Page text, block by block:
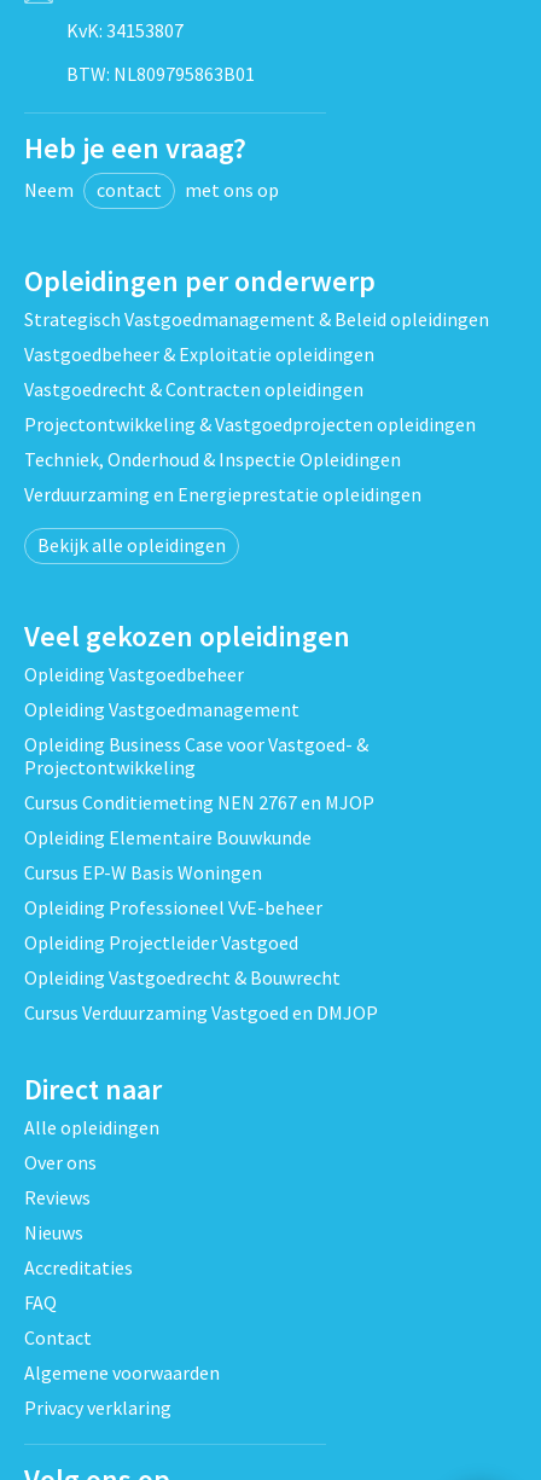
KvK: 34153807
BTW: NL809795863B01
Heb je een vraag?
Neem contact met ons op
Opleidingen per onderwerp
Strategisch Vastgoedmanagement & Beleid opleidingen
Vastgoedbeheer & Exploitatie opleidingen
Vastgoedrecht & Contracten opleidingen
Projectontwikkeling & Vastgoedprojecten opleidingen
Techniek, Onderhoud & Inspectie Opleidingen
Verduurzaming en Energieprestatie opleidingen
Bekijk alle opleidingen
Veel gekozen opleidingen
Opleiding Vastgoedbeheer
Opleiding Vastgoedmanagement
Opleiding Business Case voor Vastgoed- &
Projectontwikkeling
Cursus Conditiemeting NEN 2767 en MJOP
Opleiding Elementaire Bouwkunde
Cursus EP-W Basis Woningen
Opleiding Professioneel VvE-beheer
Opleiding Projectleider Vastgoed
Opleiding Vastgoedrecht & Bouwrecht
Cursus Verduurzaming Vastgoed en DMJOP
Direct naar
Alle opleidingen
Over ons
Reviews
Nieuws
Accreditaties
FAQ
Contact
Algemene voorwaarden
Privacy verklaring